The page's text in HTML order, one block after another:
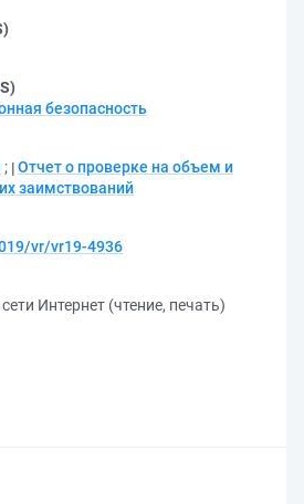
безопасность
; Отчет о проверке на объем и
заимствований
vr/vr19-4936
Интернет (чтение, печать)